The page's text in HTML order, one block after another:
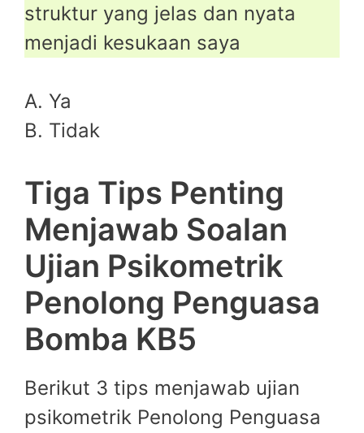
struktur yang jelas dan nyata
menjadi kesukaan saya
A. Ya
B. Tidak
Tiga Tips Penting
Menjawab Soalan
Ujian Psikometrik
Penolong Penguasa
Bomba KB5
Berikut 3 tips menjawab ujian
psikometrik Penolong Penguasa